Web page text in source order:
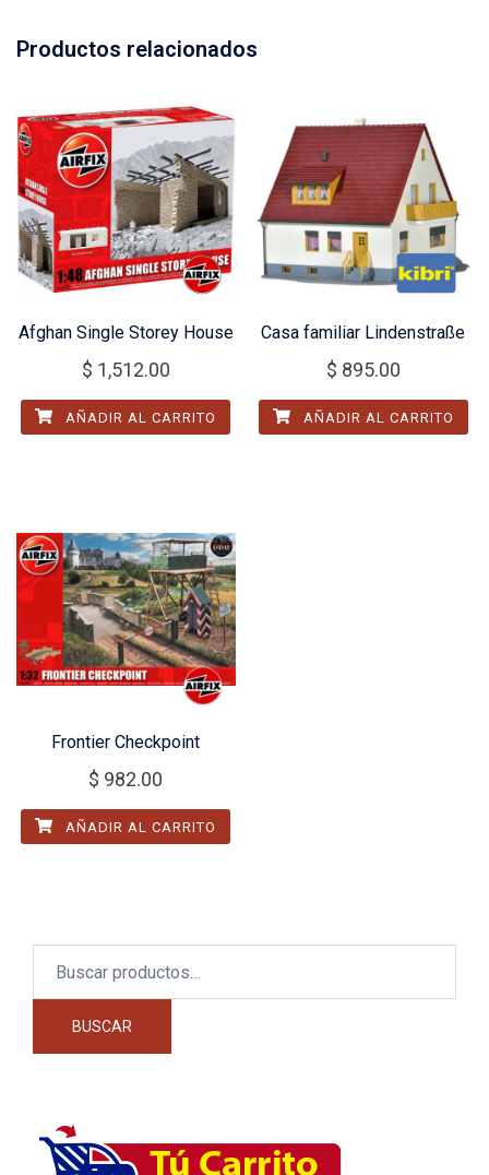
Productos relacionados
Afghan Single Storey House
$ 1,512.00
AÑADIR AL CARRITO
Casa familiar Lindenstraße
$ 895.00
AÑADIR AL CARRITO
Frontier Checkpoint
$ 982.00
AÑADIR AL CARRITO
BUSCAR